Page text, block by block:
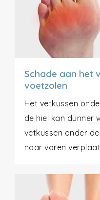
Schade aan het
voetzolen
Het vetkussen
de hiel kan dunner
vetkussen onder
naar voren